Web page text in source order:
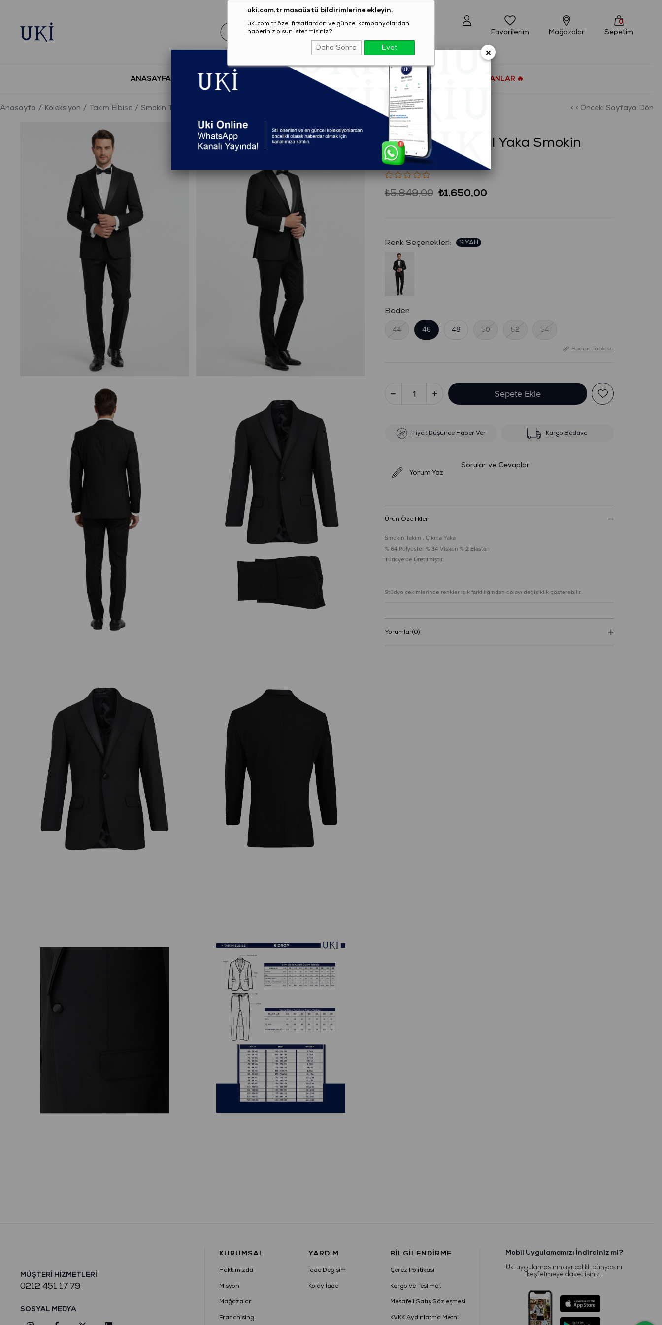
uki.com.tr masaüstü bildirimlerine ekleyin.
uki.com.tr özel fırsatlardan ve güncel kampanyalardan
haberiniz olsun ister misiniz?
Daha Sonra Evet
Sepetim
0
Mağazalar
Favorilerim
ANASAYFA YENİ SEZON AYAKKABI T-SHIRT ÇOK SATANLAR 🔥
Anasayfa Koleksiyon Takım Elbise Smokin Takım Elbise < < Önceki Sayfaya Dön
(2301C6420026)
SİYAH Çıkma Şal Yaka Smokin
Takım
₺5.849,00 ₺1.650,00
:
Beden
44 46 48 50 52 54
Beden Tablosu
Fiyat Düşünce Haber Ver Kargo Bedava
Yorum Yaz
Sorular ve Cevaplar
Ürün Özellikleri
Smokin Takım , Çıkma Yaka
% 64 Polyester % 34 Viskon % 2 Elastan
Türkiye'de Üretilmiştir.
Stüdyo çekimlerinde renkler ışık farklılığından dolayı değişiklik gösterebilir.
Yorumlar(0)
MÜŞTERİ HİZMETLERİ
0212 451 17 79
SOSYAL MEDYA
KURUMSAL
Hakkımızda
Misyon
Mağazalar
Franchising
YARDIM
İade Değişim
Kolay İade
BILGILENDIRME
Çerez Politikası
Kargo ve Teslimat
Mesafeli Satış Sözleşmesi
KVKK Aydınlatma Metni
Mobil Uygulamamızı İndirdiniz mi?
Uki uygulamasının ayrıcalıklı dünyasını
keşfetmeye davetlisiniz.
×